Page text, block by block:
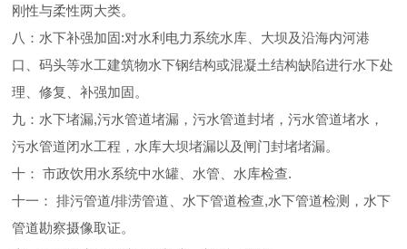
刚性与柔性两大类。
八：水下补强加固:对水利电力系统水库、大坝及沿海内河港
口、码头等水工建筑物水下钢结构或混凝土结构缺陷进行水下处
理、修复、补强加固。
九：水下堵漏,污水管道堵漏，污水管道封堵，污水管道堵水，
污水管道闭水工程，水库大坝堵漏以及闸门封堵堵漏。
十： 市政饮用水系统中水罐、水管、水库检查.
十一： 排污管道/排涝管道、水下管道检查,水下管道检测，水下
管道勘察摄像取证。